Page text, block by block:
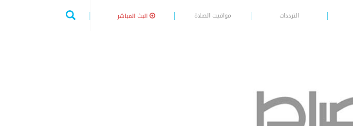
الترددات مواقيت الصلاة البث المباشر